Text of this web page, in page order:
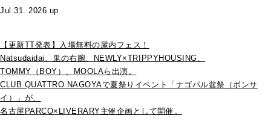
Jul 31. 2026 up
【更新TT発表】入場無料の屋内フェス！
Natsudaidai、鬼の右腕、NEWLY×TRIPPYHOUSING、
TOMMY（BOY）、MOOLAら出演。
CLUB QUATTRO NAGOYAで夏祭りイベント「ナゴパル盆祭（ボンサ
イ）」が、
名古屋PARCO×LIVERARY主催企画として開催。